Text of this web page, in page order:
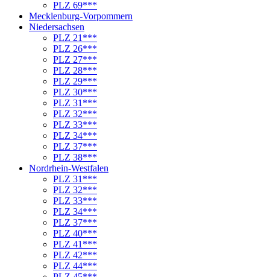
PLZ 69***
Mecklenburg-Vorpommern
Niedersachsen
PLZ 21***
PLZ 26***
PLZ 27***
PLZ 28***
PLZ 29***
PLZ 30***
PLZ 31***
PLZ 32***
PLZ 33***
PLZ 34***
PLZ 37***
PLZ 38***
Nordrhein-Westfalen
PLZ 31***
PLZ 32***
PLZ 33***
PLZ 34***
PLZ 37***
PLZ 40***
PLZ 41***
PLZ 42***
PLZ 44***